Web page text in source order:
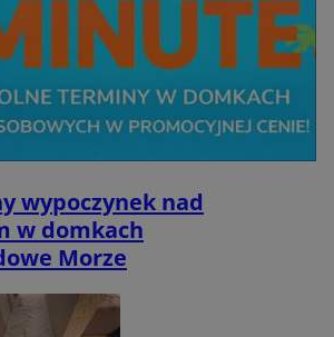
wypoczynek nad
w domkach
Morze